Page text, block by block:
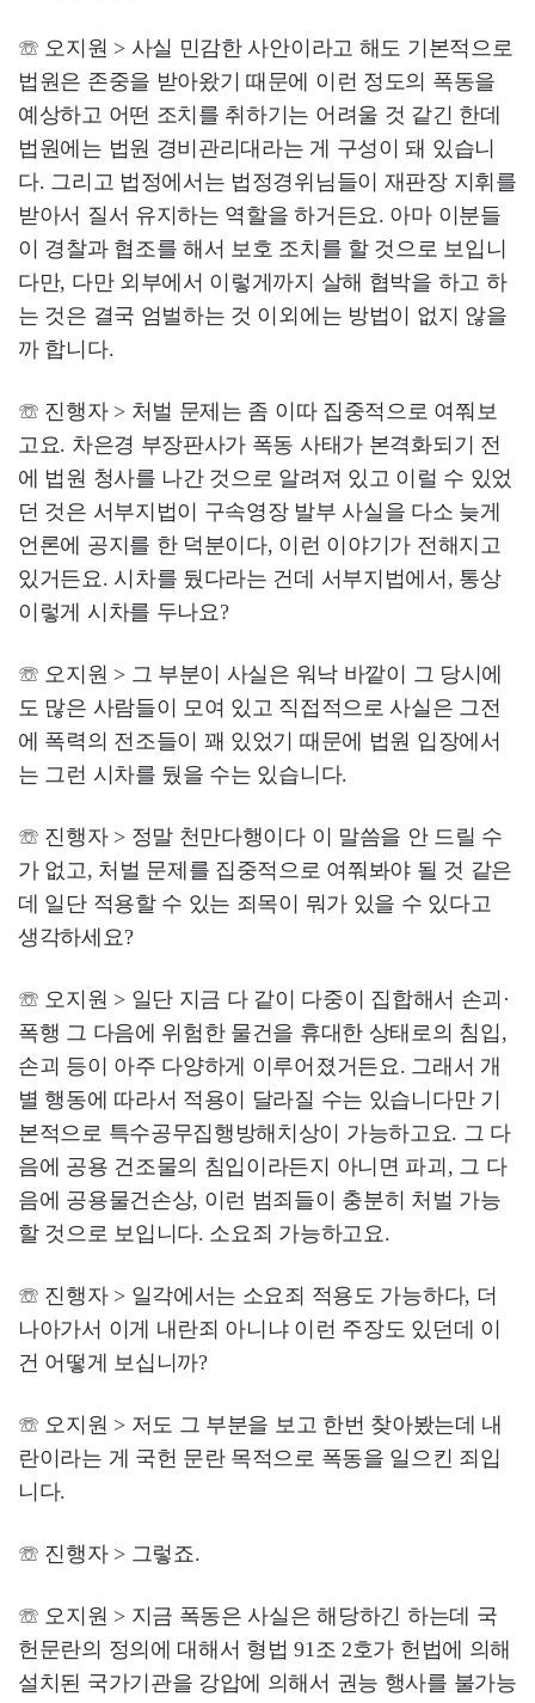
☏ 오지원 > 사실 민감한 사안이라고 해도 기본적으로
법원은 존중을 받아왔기 때문에 이런 정도의 폭동을
예상하고 어떤 조치를 취하기는 어려울 것 같긴 한데
법원에는 법원 경비관리대라는 게 구성이 돼 있습니
다. 그리고 법정에서는 법정경위님들이 재판장 지휘를
받아서 질서 유지하는 역할을 하거든요. 아마 이분들
이 경찰과 협조를 해서 보호 조치를 할 것으로 보입니
다만, 다만 외부에서 이렇게까지 살해 협박을 하고 하
는 것은 결국 엄벌하는 것 이외에는 방법이 없지 않을
까 합니다.
☏ 진행자 > 처벌 문제는 좀 이따 집중적으로 여쭤보
고요. 차은경 부장판사가 폭동 사태가 본격화되기 전
에 법원 청사를 나간 것으로 알려져 있고 이럴 수 있었
던 것은 서부지법이 구속영장 발부 사실을 다소 늦게
언론에 공지를 한 덕분이다, 이런 이야기가 전해지고
있거든요. 시차를 뒀다라는 건데 서부지법에서, 통상
이렇게 시차를 두나요?
☏ 오지원 > 그 부분이 사실은 워낙 바깥이 그 당시에
도 많은 사람들이 모여 있고 직접적으로 사실은 그전
에 폭력의 전조들이 꽤 있었기 때문에 법원 입장에서
는 그런 시차를 뒀을 수는 있습니다.
☏ 진행자 > 정말 천만다행이다 이 말씀을 안 드릴 수
가 없고, 처벌 문제를 집중적으로 여쭤봐야 될 것 같은
데 일단 적용할 수 있는 죄목이 뭐가 있을 수 있다고
생각하세요?
☏ 오지원 > 일단 지금 다 같이 다중이 집합해서 손괴·
폭행 그 다음에 위험한 물건을 휴대한 상태로의 침입,
손괴 등이 아주 다양하게 이루어졌거든요. 그래서 개
별 행동에 따라서 적용이 달라질 수는 있습니다만 기
본적으로 특수공무집행방해치상이 가능하고요. 그 다
음에 공용 건조물의 침입이라든지 아니면 파괴, 그 다
음에 공용물건손상, 이런 범죄들이 충분히 처벌 가능
할 것으로 보입니다. 소요죄 가능하고요.
☏ 진행자 > 일각에서는 소요죄 적용도 가능하다, 더
나아가서 이게 내란죄 아니냐 이런 주장도 있던데 이
건 어떻게 보십니까?
☏ 오지원 > 저도 그 부분을 보고 한번 찾아봤는데 내
란이라는 게 국헌 문란 목적으로 폭동을 일으킨 죄입
니다.
☏ 진행자 > 그렇죠.
☏ 오지원 > 지금 폭동은 사실은 해당하긴 하는데 국
헌문란의 정의에 대해서 형법 91조 2호가 헌법에 의해
설치된 국가기관을 강압에 의해서 권능 행사를 불가능